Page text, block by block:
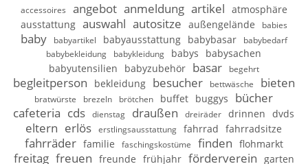
accessoires angebot anmeldung artikel atmosphäre
ausstattung auswahl autositze außengelände babies
baby babyartikel babyausstattung babybasar
babybedarf
babybekleidung
babykleidung babys
babysachen
babyutensilien
babyzubehör basar begehrt
begleitperson bekleidung besucher bettwäsche bieten
bratwürste brezeln brötchen buffet buggys
bücher
cafeteria cds dienstag draußen dreiräder drinnen dvds
eltern erlös erstlingsausstattung fahrrad fahrradsitze
fahrräder familie faschingskostüme finden flohmarkt
freitag freuen freunde frühjahr förderverein garten